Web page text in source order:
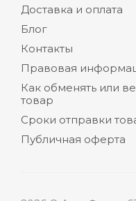
Доставка и оплата
Блог
Контакты
Правовая
Как обменять или
товар
Сроки отправки
Публичная оферта